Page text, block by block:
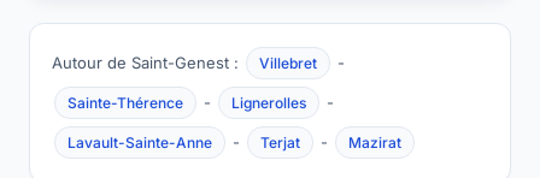
Autour de Saint-Genest : Villebret -
Sainte-Thérence - Lignerolles -
Lavault-Sainte-Anne - Terjat - Mazirat